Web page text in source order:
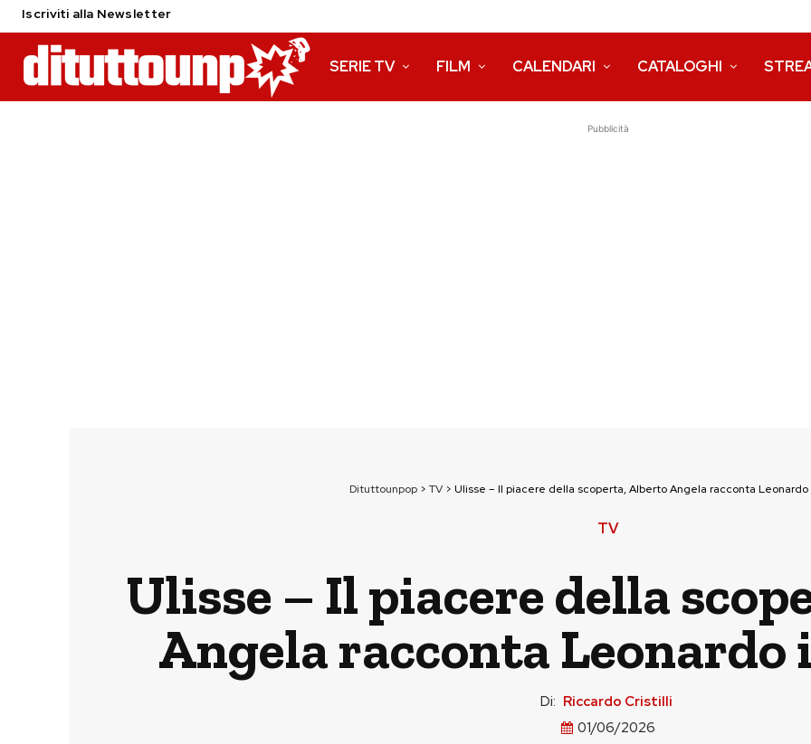
Iscriviti alla Newsletter
SERIE TV FILM CALENDARI CATALOGHI
Pubblicità
Dituttounpop> TV> Ulisse – Il piacere della scoperta, Alberto Angela racconta Leonardo
TV
Ulisse – Il piacere della
Angela racconta Leonardo
Di: Riccardo Cristilli
01/06/2026